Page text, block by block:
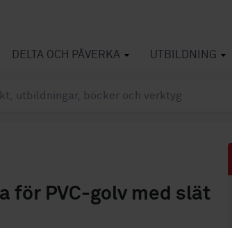
DELTA OCH PÅVERKA UTBILDNING
för PVC-golv med slät